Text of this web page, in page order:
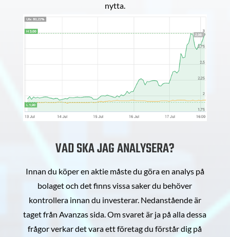
nytta.
VAD SKA JAG ANALYSERA?
Innan du köper en aktie måste du göra en analys på
bolaget och det finns vissa saker du behöver
kontrollera innan du investerar. Nedanstående är
taget från Avanzas sida. Om svaret är ja på alla dessa
frågor verkar det vara ett företag du förstår dig på